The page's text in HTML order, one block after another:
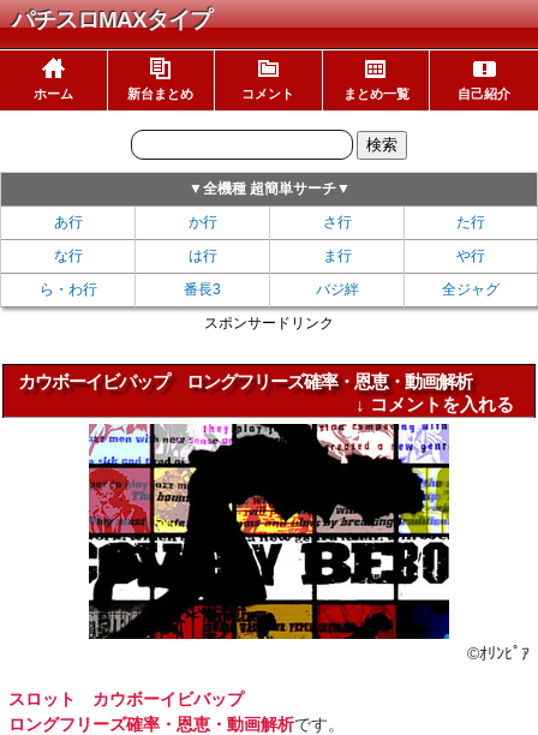
パチスロMAXタイプ
ホーム 新台まとめ コメント まとめ一覧 自己紹介
▼全機種 超簡単サーチ▼
あ行
か行 さ行
た行
な行
は行 ま行
や行
ら・わ行
番長3 バジ絆
全ジャグ
スポンサードリンク
カウボーイビバップ ロングフリーズ確率・恩恵・動画解析
↓ コメントを入れる
©ｵﾘﾝﾋﾟｱ
スロット カウボーイビバップ
ロングフリーズ確率・恩恵・動画解析です。